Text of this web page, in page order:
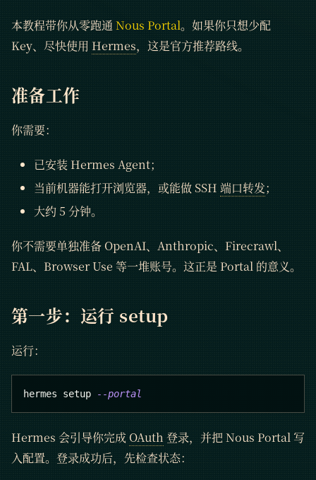
本教程带你从零跑通 Nous Portal。如果你只想少配
Key、尽快使用 Hermes，这是官方推荐路线。
准备工作
你需要：
已安装 Hermes Agent；
当前机器能打开浏览器，或能做 SSH 端口转发；
大约 5 分钟。
你不需要单独准备 OpenAI、Anthropic、Firecrawl、
FAL、Browser Use 等一堆账号。这正是 Portal 的意义。
第一步：运行 setup
运行：
hermes setup --portal
Hermes 会引导你完成 OAuth 登录，并把 Nous Portal 写
入配置。登录成功后，先检查状态：